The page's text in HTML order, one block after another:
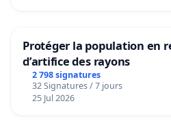
Protéger la population en
d’artifice des rayons
2 798 signatures
32 Signatures / 7 jours
25 Jul 2026